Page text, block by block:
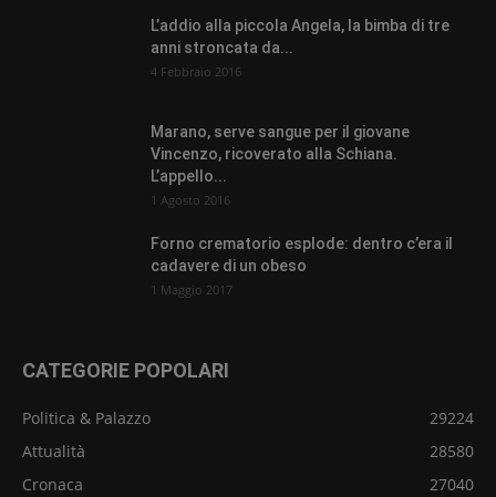
L’addio alla piccola Angela, la bimba di tre
anni stroncata da...
4 Febbraio 2016
Marano, serve sangue per il giovane
Vincenzo, ricoverato alla Schiana.
L’appello...
1 Agosto 2016
Forno crematorio esplode: dentro c’era il
cadavere di un obeso
1 Maggio 2017
CATEGORIE POPOLARI
Politica & Palazzo
29224
Attualità
28580
Cronaca
27040